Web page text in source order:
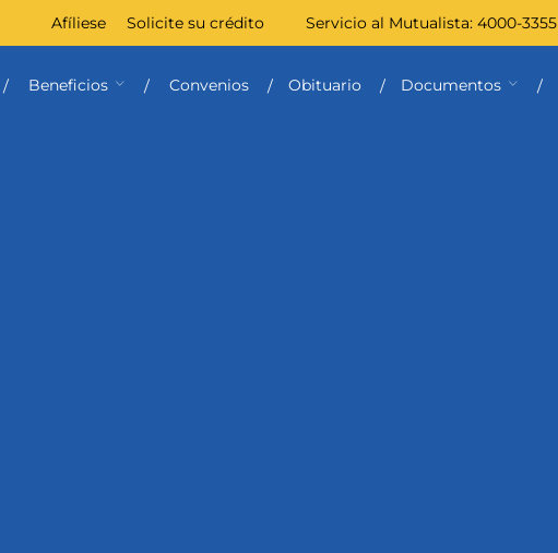
Afíliese Solicite su crédito Servicio al Mutualista: 4000-3355
Beneficios Convenios Obituario Documentos